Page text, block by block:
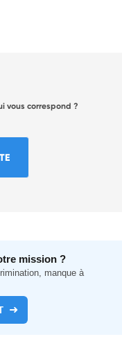
vous correspond ?
mission ?
manque à